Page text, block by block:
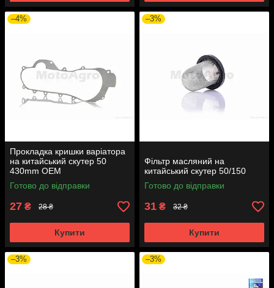
–4%
Прокладка кришки варіатора
на китайський скутер 50
430mm OEM
Готово до відправки
27 ₴ 28 ₴
Купити
–3%
Фільтр масляний на
китайський скутер 50/150
Готово до відправки
31 ₴ 32 ₴
Купити
–3% –3%